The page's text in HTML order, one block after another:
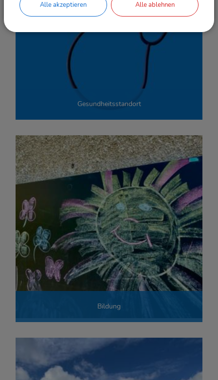
Gesundheitsstandort
Bildung
Alle akzeptieren Alle ablehnen